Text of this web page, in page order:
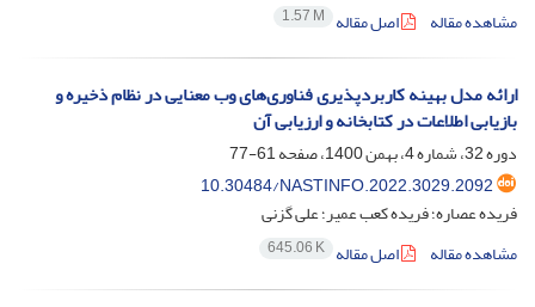
مشاهده مقاله
اصل مقاله 1.57 M
ارائه مدل بهینه کاربردپذیری فناوری‌های وب معنایی در نظام ذخیره و
بازیابی اطلاعات در کتابخانه و ارزیابی آن
دوره 32، شماره 4، بهمن 1400، صفحه
61-77
10.30484/NASTINFO.2022.3029.2092
فریده عصاره؛ فریده کعب عمیر؛ علی گزنی
مشاهده مقاله
اصل مقاله 645.06 K